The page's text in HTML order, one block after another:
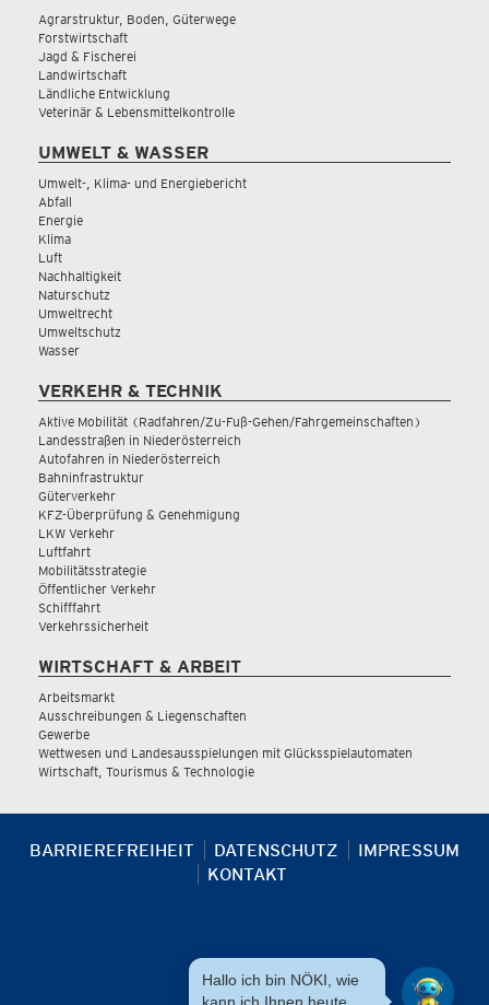
Agrarstruktur, Boden, Güterwege
Forstwirtschaft
Jagd & Fischerei
Landwirtschaft
Ländliche Entwicklung
Veterinär & Lebensmittelkontrolle
UMWELT & WASSER
Umwelt-, Klima- und Energiebericht
Abfall
Energie
Klima
Luft
Nachhaltigkeit
Naturschutz
Umweltrecht
Umweltschutz
Wasser
VERKEHR & TECHNIK
Aktive Mobilität (Radfahren/Zu-Fuß-Gehen/Fahrgemeinschaften)
Landesstraßen in Niederösterreich
Autofahren in Niederösterreich
Bahninfrastruktur
Güterverkehr
KFZ-Überprüfung & Genehmigung
LKW Verkehr
Luftfahrt
Mobilitätsstrategie
Öffentlicher Verkehr
Schifffahrt
Verkehrssicherheit
WIRTSCHAFT & ARBEIT
Arbeitsmarkt
Ausschreibungen & Liegenschaften
Gewerbe
Wettwesen und Landesausspielungen mit Glücksspielautomaten
Wirtschaft, Tourismus & Technologie
BARRIEREFREIHEIT DATENSCHUTZ
IMPRESSUM
KONTAKT
Hallo ich bin NÖKI, wie